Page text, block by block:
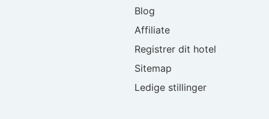
Blog
Affiliate
Registrer dit hotel
Sitemap
Ledige stillinger